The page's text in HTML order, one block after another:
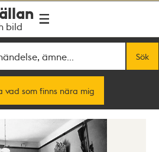
bild
Sök
vad som finns nära mig